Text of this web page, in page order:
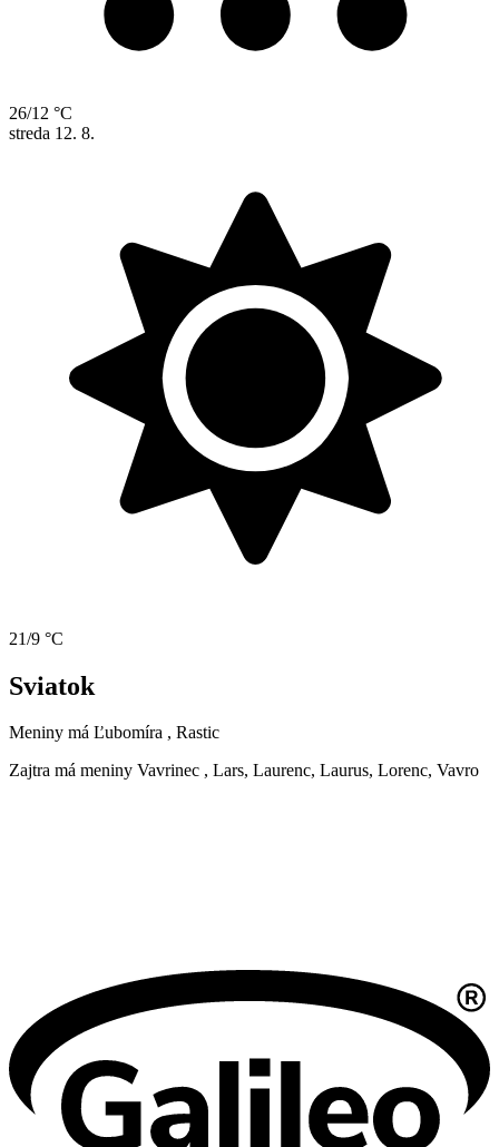
26/12 °C
streda 12. 8.
21/9 °C
Sviatok
Meniny má Ľubomíra , Rastic
Zajtra má meniny Vavrinec , Lars, Laurenc, Laurus, Lorenc, Vavro